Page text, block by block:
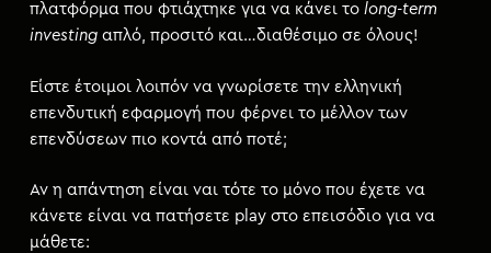
πλατφόρμα που φτιάχτηκε για να κάνει το long-term
investingαπλό, προσιτό και…διαθέσιμο σε όλους!
Είστε έτοιμοι λοιπόν να γνωρίσετε την ελληνική
επενδυτική εφαρμογή που φέρνει το μέλλον των
επενδύσεων πιο κοντά από ποτέ;
Αν η απάντηση είναι ναι τότε το μόνο που έχετε να
κάνετε είναι να πατήσετε play στο επεισόδιο για να
μάθετε: